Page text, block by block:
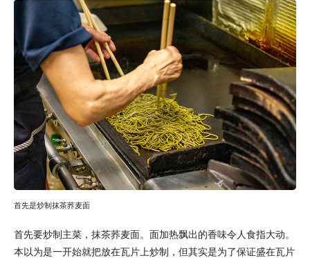
首先是炒制抹茶荞麦面
首先要炒制主菜，抹茶荞麦面。面加热飘出的香味令人食指大动。
本以为是一开始就把放在瓦片上炒制，但其实是为了保证盛在瓦片